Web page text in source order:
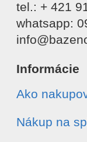
tel.: + 421
whatsapp:
Informácie
Ako
Nákup na